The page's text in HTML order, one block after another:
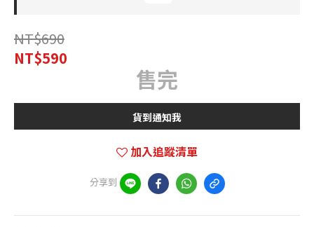
NT$690
NT$590
售完
貨到通知我
加入追蹤清單
分享到